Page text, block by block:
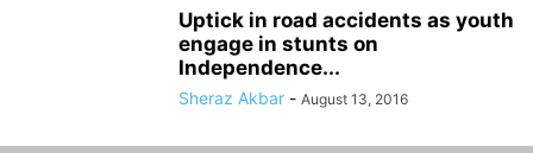
Uptick in road accidents as youth
engage in stunts on
Independence...
Sheraz Akbar - August 13, 2016